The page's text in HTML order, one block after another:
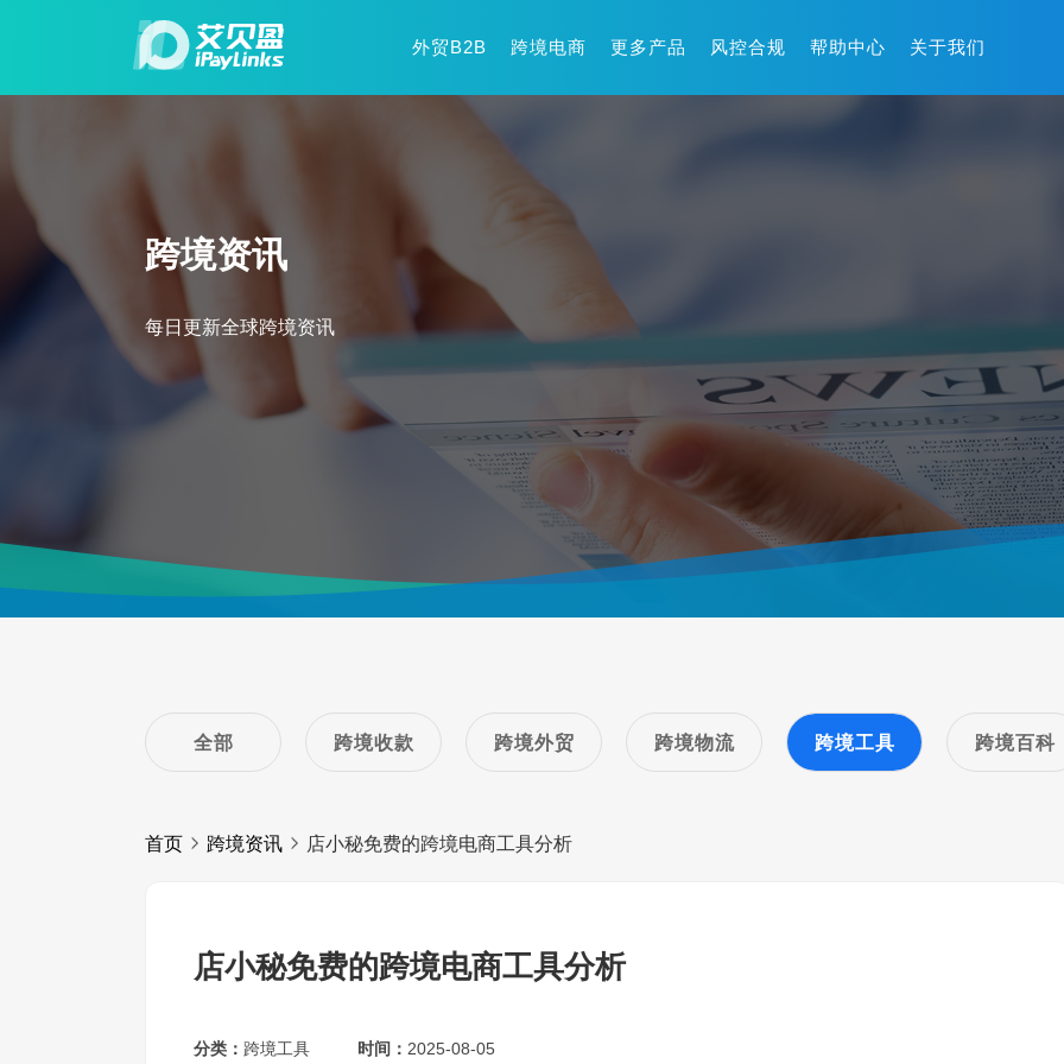
外贸B2B 跨境电商 更多产品 风控合规 帮助中心 关于我们
跨境资讯
每日更新全球跨境资讯
全部 跨境收款 跨境外贸 跨境物流 跨境工具 跨境百科
首页 跨境资讯 店小秘免费的跨境电商工具分析
店小秘免费的跨境电商工具分析
分类： 跨境工具 时间： 2025-08-05